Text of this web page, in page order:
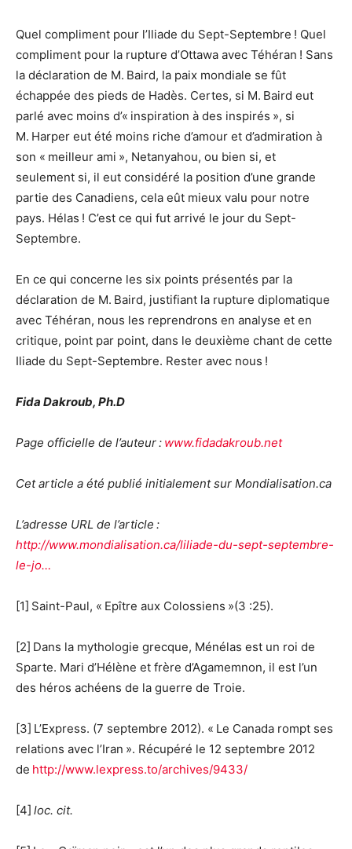
Quel compliment pour l’Iliade du Sept-Septembre ! Quel
compliment pour la rupture d’Ottawa avec Téhéran ! Sans
la déclaration de M. Baird, la paix mondiale se fût
échappée des pieds de Hadès. Certes, si M. Baird eut
parlé avec moins d’« inspiration à des inspirés », si
M. Harper eut été moins riche d’amour et d’admiration à
son « meilleur ami », Netanyahou, ou bien si, et
seulement si, il eut considéré la position d’une grande
partie des Canadiens, cela eût mieux valu pour notre
pays. Hélas ! C’est ce qui fut arrivé le jour du Sept-
Septembre.
En ce qui concerne les six points présentés par la
déclaration de M. Baird, justifiant la rupture diplomatique
avec Téhéran, nous les reprendrons en analyse et en
critique, point par point, dans le deuxième chant de cette
Iliade du Sept-Septembre. Rester avec nous !
Fida Dakroub, Ph.D
Page officielle de l’auteur : www.fidadakroub.net
Cet article a été publié initialement sur Mondialisation.ca
L’adresse URL de l’article :
http://www.mondialisation.ca/liliade-du-sept-septembre-
le-jo…
[1] Saint-Paul, « Epître aux Colossiens »(3 :25).
[2] Dans la mythologie grecque, Ménélas est un roi de
Sparte. Mari d’Hélène et frère d’Agamemnon, il est l’un
des héros achéens de la guerre de Troie.
[3] L’Express. (7 septembre 2012). « Le Canada rompt ses
relations avec l’Iran ». Récupéré le 12 septembre 2012
de http://www.lexpress.to/archives/9433/
[4] loc. cit.